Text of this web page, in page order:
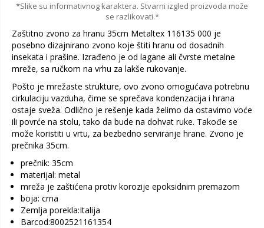
*Slike su informativnog karaktera. Stvarni izgled proizvoda može
se razlikovati.*
Zaštitno zvono za hranu 35cm Metaltex 116135 000 je
posebno dizajnirano zvono koje štiti hranu od dosadnih
insekata i prašine. Izrađeno je od lagane ali čvrste metalne
mreže, sa ručkom na vrhu za lakše rukovanje.
Pošto je mrežaste strukture, ovo zvono omogućava potrebnu
cirkulaciju vazduha, čime se sprečava kondenzacija i hrana
ostaje sveža. Odlično je rešenje kada želimo da ostavimo voće
ili povrće na stolu, tako da bude na dohvat ruke. Takođe se
može koristiti u vrtu, za bezbedno serviranje hrane. Zvono je
prečnika 35cm.
prečnik: 35cm
materijal: metal
mreža je zaštićena protiv korozije epoksidnim premazom
boja: crna
Zemlja porekla:Italija
Barcod:8002521161354